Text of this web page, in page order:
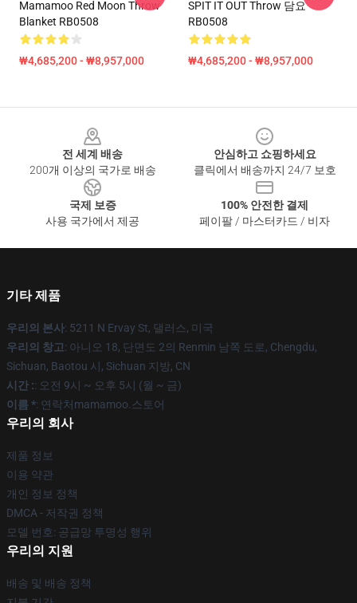
Mamamoo Red Moon Throw
Blanket RB0508
₩4,685,200 - ₩8,957,000
SPIT IT OUT Throw 담요
RB0508
₩4,685,200 - ₩8,957,000
전 세계 배송
200개 이상의 국가로 배송
안심하고 쇼핑하세요
클릭에서 배송까지 24/7 보호
국제 보증
사용 국가에서 제공
100% 안전한 결제
페이팔 / 마스터카드 / 비자
기타 제품
우리의 본사: 5211 N Ervay St, 댈러스, 미국
우리의 창고: 아니오 18, 단면도 2의 Renmin 남쪽 도로, Chengdu,
Sichuan, Baotou 시, Sichuan 지방, CN
시간 :: 오전 9시 ~ 오후 5시 (월 ~ 금)
이름 *: 연락처mamamoo.스토어
우리의 회사
제품 정보
이용 약관
개인 정보 정책
DMCA - 저작권 정책
모델 번호: 공급망 투명성 행위
우리의 지원
배송 및 배송 정책